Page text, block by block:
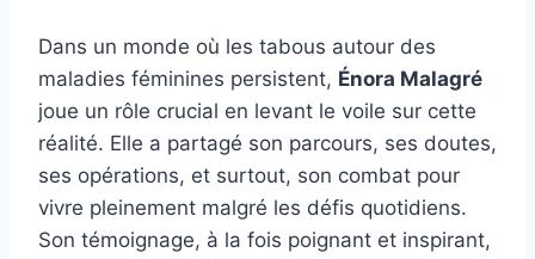
Dans un monde où les tabous autour des
maladies féminines persistent, Énora Malagré
joue un rôle crucial en levant le voile sur cette
réalité. Elle a partagé son parcours, ses doutes,
ses opérations, et surtout, son combat pour
vivre pleinement malgré les défis quotidiens.
Son témoignage, à la fois poignant et inspirant,